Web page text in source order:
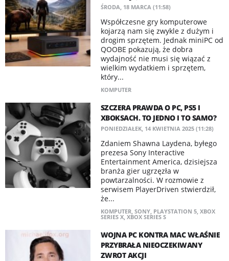
ŚRODA, 18 MARCA (11:58)
Współczesne gry komputerowe
kojarzą nam się zwykle z dużym i
drogim sprzętem. Jednak miniPC od
QOOBE pokazują, że dobra
wydajność nie musi się wiązać z
wielkim wydatkiem i sprzętem,
który...
KOMPUTER
SZCZERA PRAWDA O PC, PS5 I
XBOKSACH. TO JEDNO I TO SAMO?
PONIEDZIAŁEK, 14 KWIETNIA 2025 (11:28)
Zdaniem Shawna Laydena, byłego
prezesa Sony Interactive
Entertainment America, dzisiejsza
branża gier ugrzęzła w
powtarzalności. W rozmowie z
serwisem PlayerDriven stwierdził,
że...
KOMPUTER, SONY, PLAYSTATION 5, XBOX
SERIES X, XBOX SERIES S
WOJNA PC KONTRA MAC WŁAŚNIE
PRZYBRAŁA NIEOCZEKIWANY
ZWROT AKCJI